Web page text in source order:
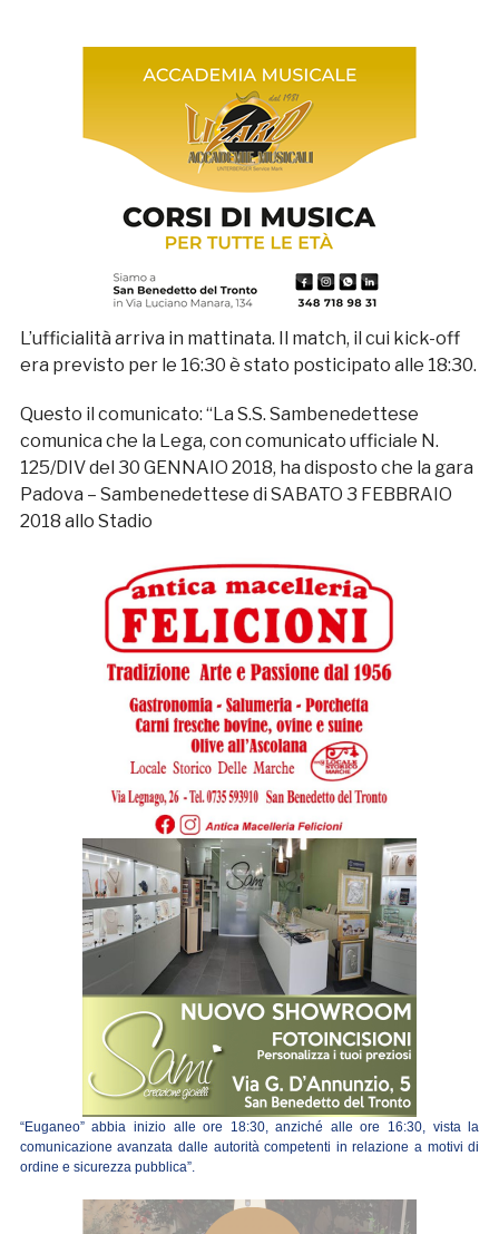
L’ufficialità arriva in mattinata. Il match, il cui kick-off
era previsto per le 16:30 è stato posticipato alle 18:30.
Questo il comunicato: “La S.S. Sambenedettese
comunica che la Lega, con comunicato ufficiale N.
125/DIV del 30 GENNAIO 2018, ha disposto che la gara
Padova – Sambenedettese di SABATO 3 FEBBRAIO
2018 allo Stadio
“Euganeo” abbia inizio alle ore 18:30, anziché alle ore 16:30, vista la
comunicazione avanzata dalle autorità competenti in relazione a motivi di
ordine e sicurezza pubblica”.